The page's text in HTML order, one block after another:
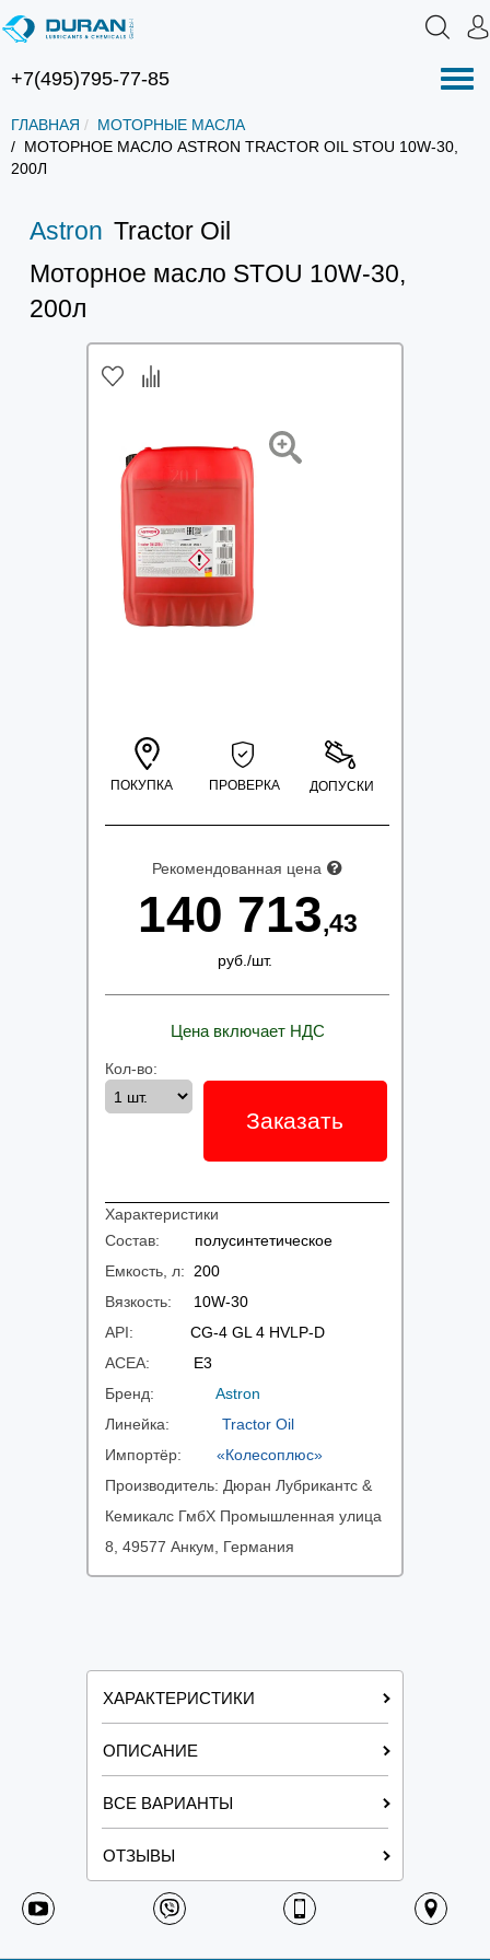
+7(495)795-77-85
ГЛАВНАЯ
МОТОРНЫЕ МАСЛА
МОТОРНОЕ МАСЛО ASTRON TRACTOR OIL STOU 10W-30,
200Л
Astron Tractor Oil
Моторное масло STOU 10W-30,
200л
ПОКУПКА ПРОВЕРКА ДОПУСКИ
Рекомендованная цена
140 713,43
руб./шт.
Цена включает НДС
Кол-во:
Заказать
Характеристики
Состав: полусинтетическое
Емкость, л: 200
Вязкость: 10W-30
API: CG-4 GL 4 HVLP-D
ACEA: E3
Бренд: Astron
Линейка: Tractor Oil
Импортёр: «Колесоплюс»
Производитель: Дюран Лубрикантс &
Кемикалс ГмбХ Промышленная улица
8, 49577 Анкум, Германия
ХАРАКТЕРИСТИКИ
ОПИСАНИЕ
ВСЕ ВАРИАНТЫ
ОТЗЫВЫ